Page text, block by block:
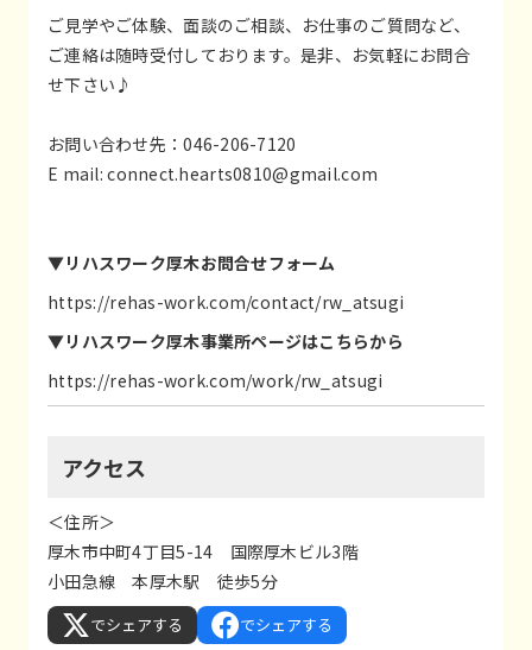
ご見学やご体験、面談のご相談、お仕事のご質問など、
ご連絡は随時受付しております。是非、お気軽にお問合
せ下さい♪
お問い合わせ先：046-206-7120
E mail:connect.hearts0810@gmail.com
▼リハスワーク厚木お問合せフォーム
https://rehas-work.com/contact/rw_atsugi
▼リハスワーク厚木事業所ページはこちらから
https://rehas-work.com/work/rw_atsugi
アクセス
＜住所＞
厚木市中町4丁目5-14 国際厚木ビル3階
小田急線 本厚木駅 徒歩5分
でシェアする でシェアする